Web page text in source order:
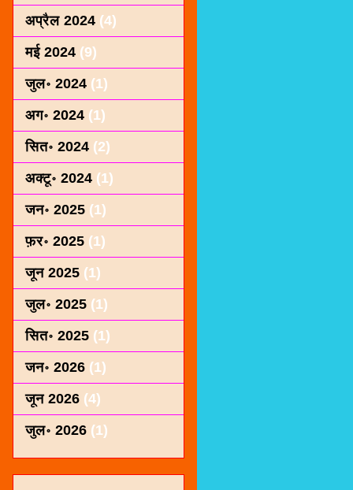
अप्रैल 2024 (4)
मई 2024 (9)
जुल॰ 2024 (1)
अग॰ 2024 (1)
सित॰ 2024 (2)
अक्टू॰ 2024 (1)
जन॰ 2025 (1)
फ़र॰ 2025 (1)
जून 2025 (1)
जुल॰ 2025 (1)
सित॰ 2025 (1)
जन॰ 2026 (1)
जून 2026 (4)
जुल॰ 2026 (1)